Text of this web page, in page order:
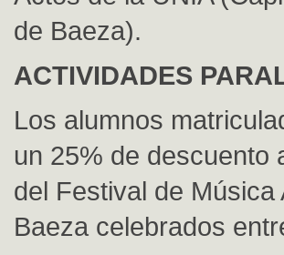
de Baeza).
ACTIVIDADES
Los alumnos
un 25% de descuento
del Festival de
Baeza celebrados